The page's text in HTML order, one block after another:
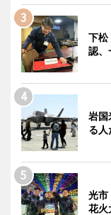
下
認、
岩
る人
光市
花